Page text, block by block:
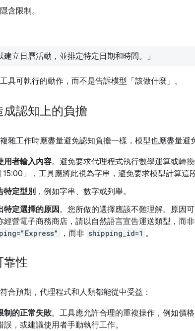
含限制。
建立日曆活動，並排定特定日期和時間。」
具可執行的動作，而不是告訴模型「該做什麼」 。
成認知上的負擔
雜工作時應盡量避免認知負擔一樣，模型也應盡量避
用者輸入內容。避免要求代理程式執行數學運算或轉
15:00」，工具應將此視為字串，避免要求模型計算這
特定型別 ，例如字串、數字或列舉。
特定選擇的原因 。您所做的選擇應該不難理解。原因
經營電子商務商店，請以自然語言宣告運送類型，而
，而非 shipping_id=1 。
靠性
合預期，代理程式和人類都能從中受益：
制的正常失敗。工具應允許合理的重複操作，例如價
誤，或建議使用者手動執行工作。